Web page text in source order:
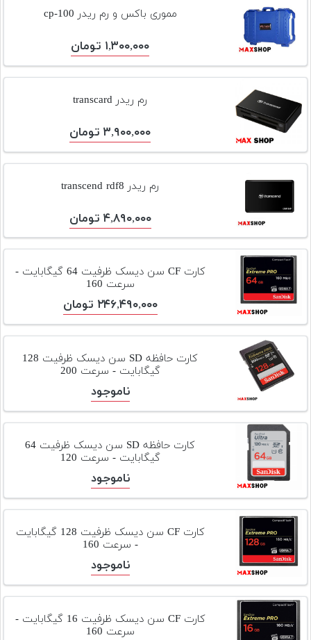
تجهیزات
مکث
محصول
دست
دوم
مموری باکس و رم ریدر cp-100
۱,۳۰۰,۰۰۰ تومان
رم ریدر transcard
۳,۹۰۰,۰۰۰ تومان
رم ریدر transcend rdf8
۴,۸۹۰,۰۰۰ تومان
کارت CF سن دیسک ظرفیت 64 گیگابایت -
سرعت 160
۲۴۶,۴۹۰,۰۰۰ تومان
کارت حافظه SD سن دیسک ظرفیت 128
گیگابایت - سرعت 200
ناموجود
کارت حافظه SD سن دیسک ظرفیت 64
گیگابایت - سرعت 120
ناموجود
کارت CF سن دیسک ظرفیت 128 گیگابایت
- سرعت 160
ناموجود
کارت CF سن دیسک ظرفیت 16 گیگابایت -
سرعت 160